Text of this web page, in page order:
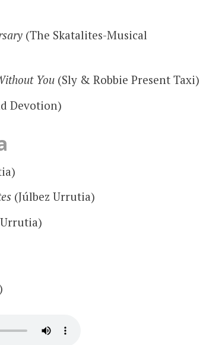
(The Skatalites-Musical
You (Sly & Robbie Present Taxi)
Devotion)
(Júlbez Urrutia)